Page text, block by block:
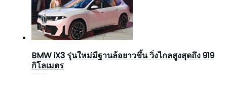
BMW iX3 รุ่นใหม่มีฐานล้อยาวขึ้น วิ่งไกลสูงสุดถึง 919
กิโลเมตร